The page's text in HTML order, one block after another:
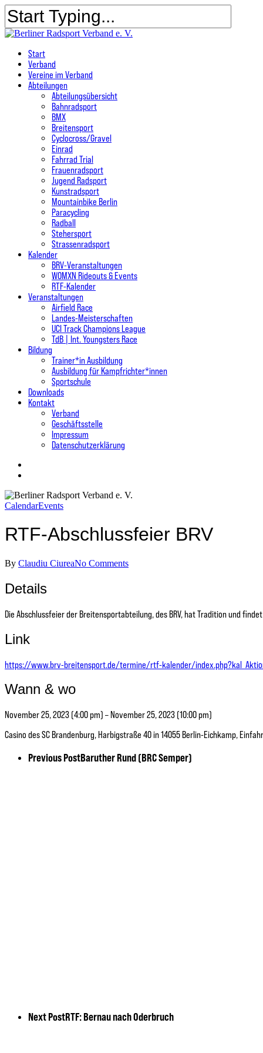
Skip
to
main
content
Close
search
Menu
Start
Verband
Vereine im Verband
Abteilungen
Abteilungsübersicht
Bahnradsport
BMX
Breitensport
Cyclocross/Gravel
Einrad
Fahrrad Trial
Frauenradsport
Jugend Radsport
Kunstradsport
Mountainbike Berlin
Paracycling
Radball
Stehersport
Strassenradsport
Kalender
BRV-Veranstaltungen
WOMXN Rideouts & Events
RTF-Kalender
Veranstaltungen
Airfield Race
Landes-Meisterschaften
UCI Track Champions League
TdB | Int. Youngsters Race
Bildung
Trainer*in Ausbildung
Ausbildung für Kampfrichter*innen
Sportschule
Downloads
Kontakt
Verband
Geschäftsstelle
Impressum
Datenschutzerklärung
CalendarEvents
RTF-Abschlussfeier BRV
By Claudiu CiureaNo Comments
Details
Die Abschlussfeier der Breitensportabteilung, des BRV, hat Tradition und
Link
https://www.brv-breitensport.de/termine/rtf-kalender/
Wann & wo
November 25, 2023 (4:00 pm) – November 25, 2023 (10:00 pm)
Casino des SC Brandenburg, Harbigstraße 40 in 14055 Berlin-Eichkamp,
Previous PostBaruther Rund (BRC Semper)
Next PostRTF: Bernau nach Oderbruch